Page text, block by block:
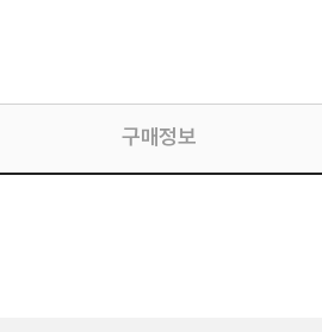
구매정보